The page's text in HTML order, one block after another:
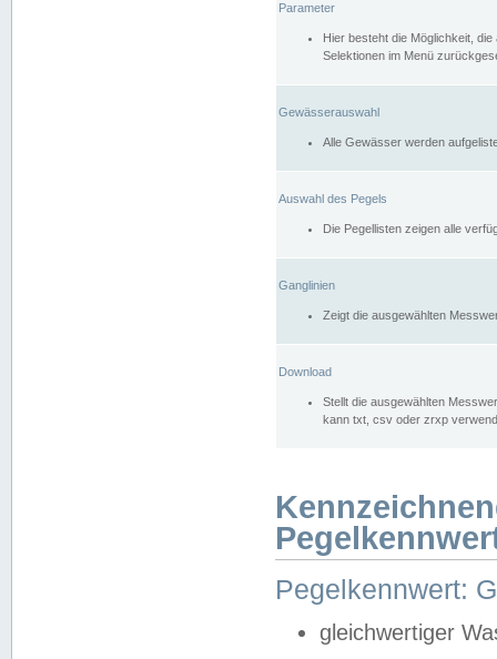
Parameter
Hier besteht die Möglichkeit,
Selektionen im Menü
Gewässerauswahl
Alle Gewässer werden
Auswahl des Pegels
Die Pegellisten zeigen alle
Ganglinien
Zeigt die ausgewählten
Download
Stellt die ausgewählten
kann txt, csv oder zrxp
Pegelkennwert:
gleichwertiger